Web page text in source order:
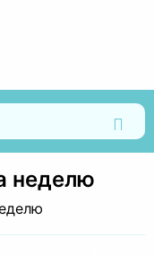
неделю